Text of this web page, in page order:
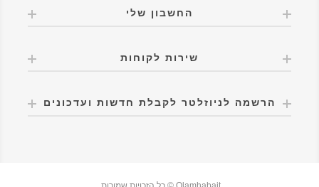
החשבון שלי
שירות לקוחות
הרשמה לניוזלטר לקבלת חדשות ועדכונים